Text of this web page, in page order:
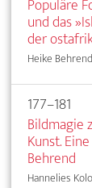
Populäre
und das
der
Heike Behrend
177–181
Bildmagie
Kunst.
Behrend
Hannelies